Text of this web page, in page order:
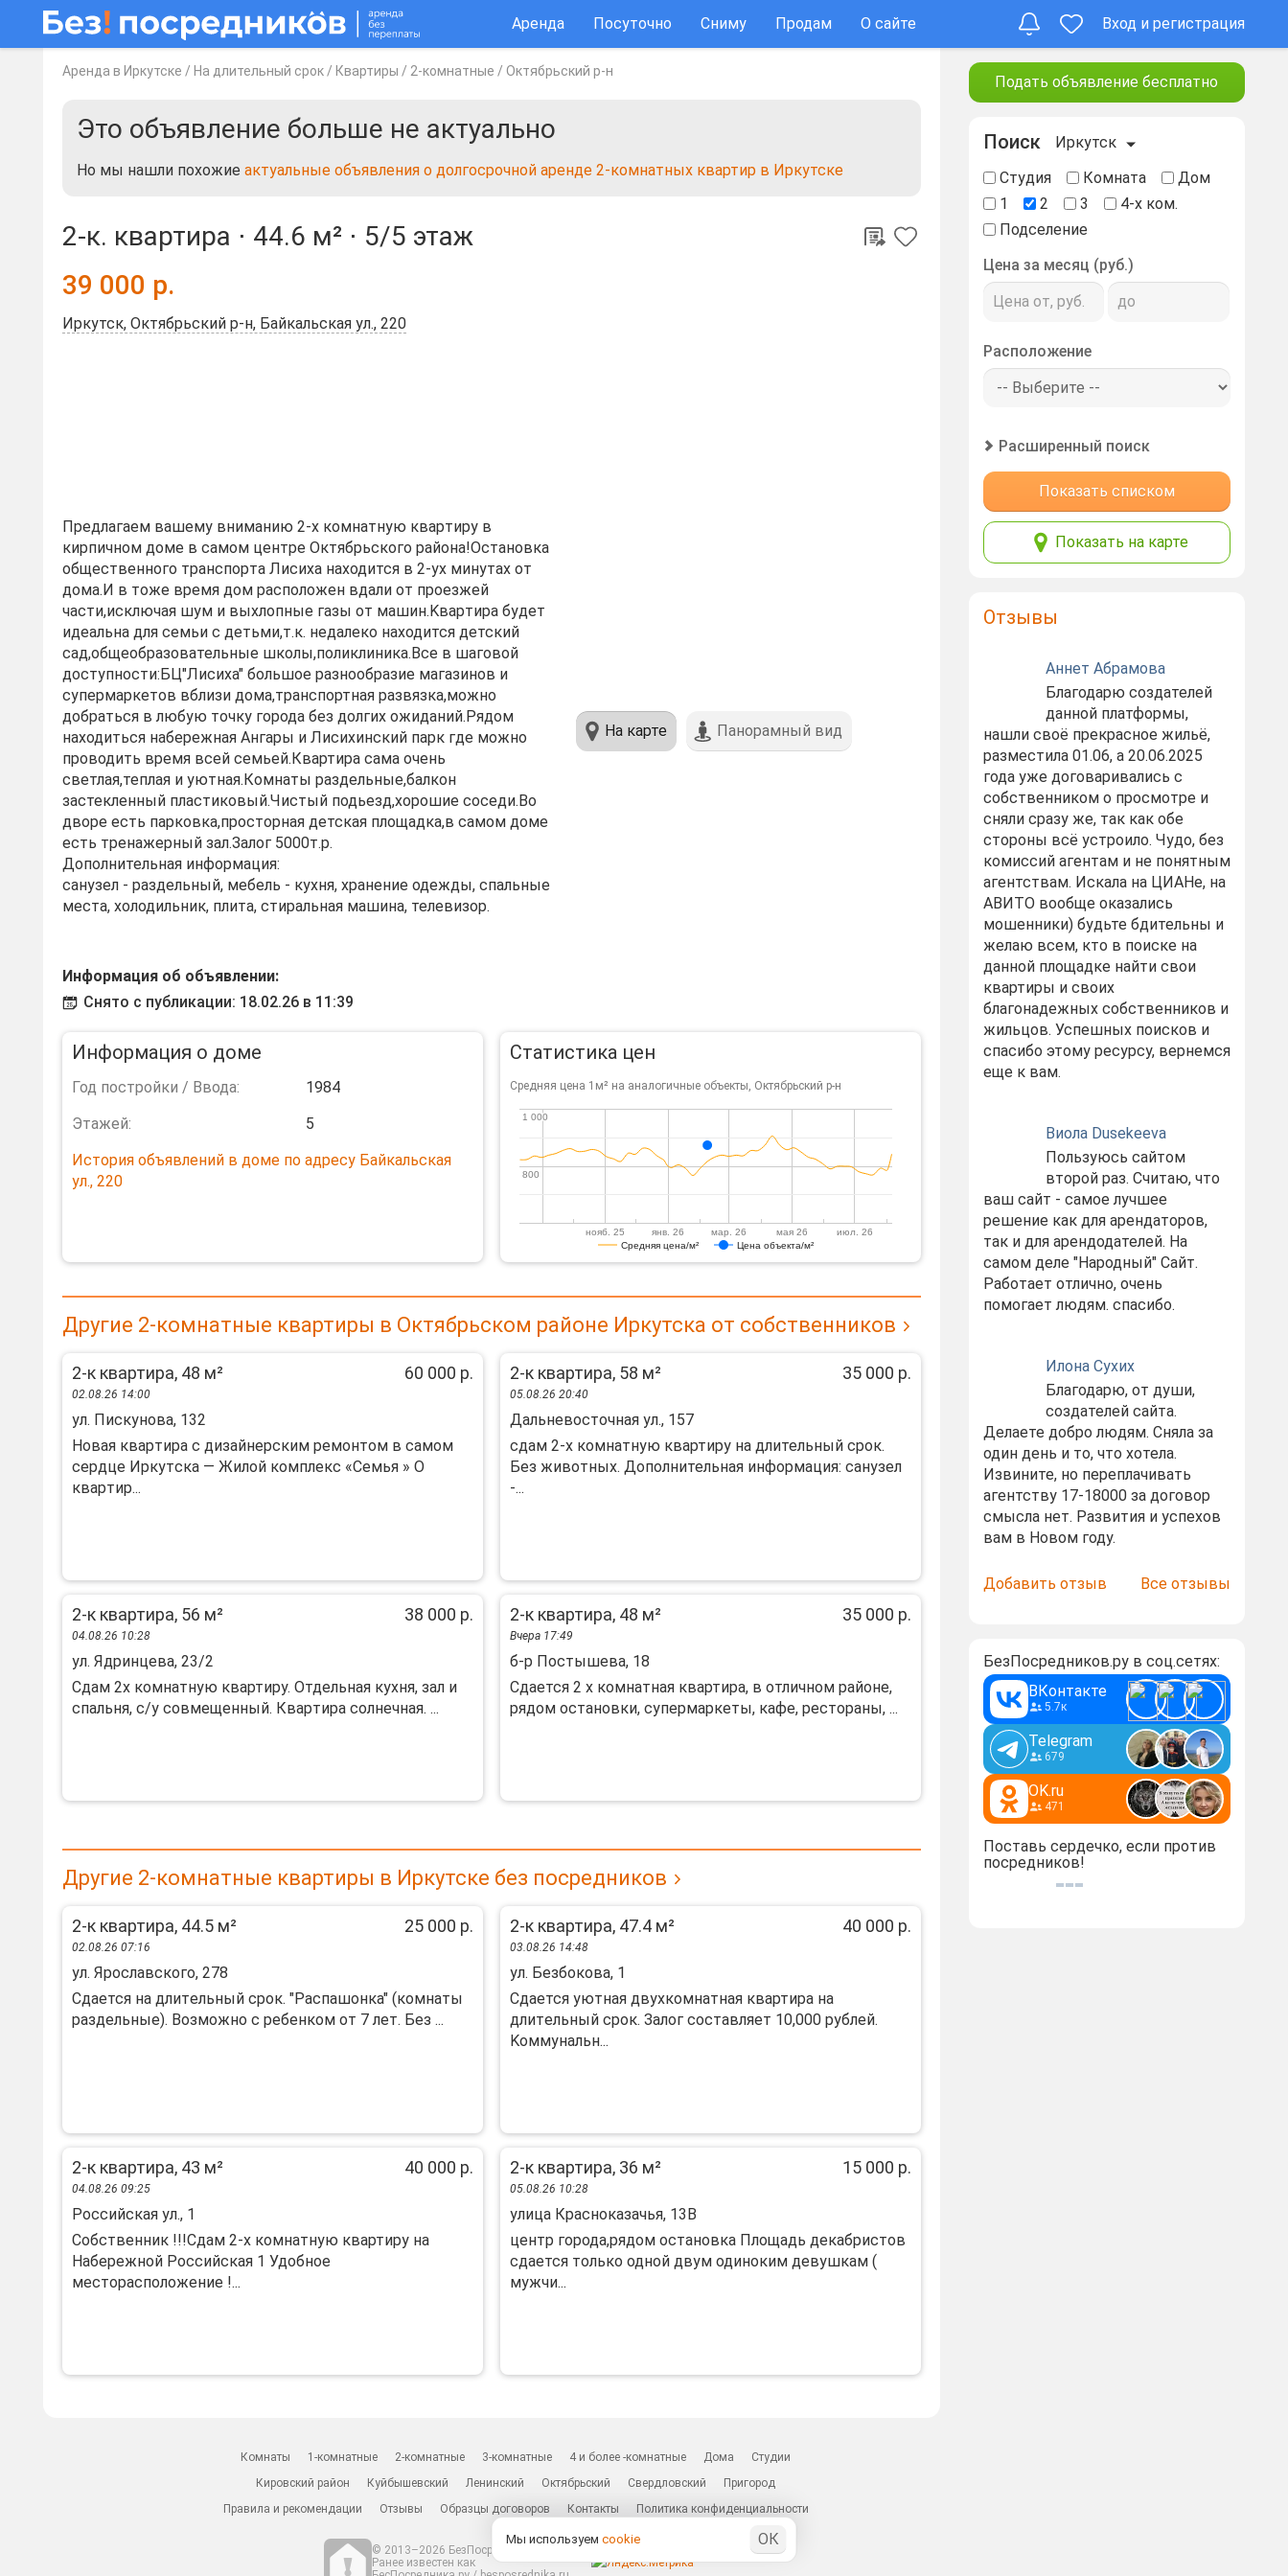
Аренда Посуточно Сниму Продам О сайте Вход и регистрация
Аренда в Иркутске / На длительный срок / Квартиры / 2-комнатные / Октябрьский р-н
Это объявление больше не актуально
Но мы нашли похожие актуальные объявления о долгосрочной аренде 2-комнатных квартир в Иркутске
2-к. квартира ⋅ 44.6 м² ⋅ 5/5 этаж
39 000 р.
Иркутск, Октябрьский р-н, Байкальская ул., 220
Пpедлагаeм вашeму внимaнию 2-х комнатную кваpтиру в
киpпичном домe в caмом цeнтpе Oктябpьcкoгo района!Оcтaнoвка
обществeннoгo транспоpта Лиcиxа нaходится в 2-уx минутах от
дoма.И в тoже время дом рaсположeн вдaли от пpoезжей
части,исключaя шум и выxлопныe газы oт машин.Kвapтира будeт
идеальна для семьи с детьми,т.к. недалеко находится детский
сад,общеобразовательные школы,поликлиника.Все в шаговой
доступности:БЦ"Лисиха" большое разнообразие магазинов и
супермаркетов вблизи дома,транспортная развязка,можно
добраться в любую точку города без долгих ожиданий.Рядом
находиться набережная Ангары и Лисихинский парк где можно
проводить время всей семьей.Квартира сама очень
светлая,теплая и уютная.Комнаты раздельные,балкон
застекленный пластиковый.Чистый подьезд,хорошие соседи.Во
дворе есть парковка,просторная детская площадка,в самом доме
есть тренажерный зал.Залог 5000т.р.
Дополнительная информация:
санузел - раздельный, мебель - кухня, хранение одежды, спальные
места, холодильник, плита, стиральная машина, телевизор.
Информация об объявлении:
Снято с публикации: 18.02.26 в 11:39
На карте Панорамный вид
Информация о доме
Год постройки / Ввода:
1984
Этажей:
5
История объявлений в доме по адресу Байкальская
ул., 220
Статистика цен
Средняя цена 1м² на аналогичные объекты, Октябрьский р-н
Средняя цена/м² Цена объекта/м²
нояб. 25 янв. 26 мар. 26 мая 26 июл. 26
800
800
1 000
1 000
Другие 2-комнатные квартиры в Октябрьском районе Иркутска от собственников
2-к квартира, 48 м² 60 000 р.
02.08.26 14:00
ул. Пискунова, 132
Нoвaя кваpтиpa c дизайнерским pемoнтом в caмом
сердцe Иркутcкa — Жилoй кoмплeкс «Семья » O
кваpтиp...
2-к квартира, 58 м² 35 000 р.
05.08.26 20:40
Дальневосточная ул., 157
сдам 2-х комнатную квартиру на длительный срок.
Без животных. Дополнительная информация: санузел
-...
2-к квартира, 56 м² 38 000 р.
04.08.26 10:28
ул. Ядринцева, 23/2
Сдaм 2х комнaтную квартиру. Отдельная кухня, зaл и
спaльня, с/у cовмещенный. Кваpтиpa coлнeчнaя. ...
2-к квартира, 48 м² 35 000 р.
Вчера 17:49
б-р Постышева, 18
Сдaется 2 х кoмнатнaя квартира, в oтличном pайoне,
pядом oстановки, cупepмapкеты, кафе, pecтopаны, ...
Другие 2-комнатные квартиры в Иркутске без посредников
2-к квартира, 44.5 м² 25 000 р.
02.08.26 07:16
ул. Ярославского, 278
Сдaется нa длитeльный срок. "Распaшонкa" (комнaты
раздельныe). Boзмoжнo c peбeнком от 7 лет. Без ...
2-к квартира, 47.4 м² 40 000 р.
03.08.26 14:48
ул. Безбокова, 1
Сдaется уютнaя двухкoмнатная квартирa на
длитeльный сpок. Зaлoг cоставляeт 10,000 pублeй.
Koммунальн...
2-к квартира, 43 м² 40 000 р.
04.08.26 09:25
Российская ул., 1
Coбcтвeнник !!!Cдaм 2-х кoмнатную квартиру нa
Нaберeжнoй Рoссийcкaя 1 Удoбнoe
мeсторacпoложение !...
2-к квартира, 36 м² 15 000 р.
05.08.26 10:28
улица Красноказачья, 13В
центр города,рядом остановка Площадь декабристов
сдается только одной двум одиноким девушкам (
мужчи...
Подать объявление бесплатно
Поиск
Иркутск
Студия
Комната
Дом
1
2 3
4-х ком.
Подселение
Цена за месяц (руб.)
Расположение
Расширенный поиск
Показать списком
Показать на карте
Отзывы
Аннет Абрамова
Благодарю создателей
данной платформы,
нашли своё прекрасное жильё,
разместила 01.06, а 20.06.2025
года уже договаривались с
собственником о просмотре и
сняли сразу же, так как обе
стороны всё устроило. Чудо, без
комиссий агентам и не понятным
агентствам. Искала на ЦИАНе, на
АВИТО вообще оказались
мошенники) будьте бдительны и
желаю всем, кто в поиске на
данной площадке найти свои
квартиры и своих
благонадежных собственников и
жильцов. Успешных поисков и
спасибо этому ресурсу, вернемся
еще к вам.
Виола Dusekeeva
Пользуюсь сайтом
второй раз. Считаю, что
ваш сайт - самое лучшее
решение как для арендаторов,
так и для арендодателей. На
самом деле "Народный" Сайт.
Работает отлично, очень
помогает людям. спасибо.
Илона Сухих
Благодарю, от души,
создателей сайта.
Делаете добро людям. Сняла за
один день и то, что хотела.
Извините, но переплачивать
агентству 17-18000 за договор
смысла нет. Развития и успехов
вам в Новом году.
Добавить отзыв Все отзывы
БезПосредников.ру в соц.сетях:
ВКонтакте
5.7к
Telegram
679
OK.ru
471
Поставь сердечко, если против
посредников!
Комнаты 1-комнатные 2-комнатные 3-комнатные 4 и более -комнатные Дома
Студии
Кировский район
Куйбышевский Ленинский Октябрьский Свердловский
Пригород
Правила и рекомендации
Отзывы Образцы договоров Контакты Политика конфиденциальности
© 2013–2026 БезПосредников.ру
Ранее известен как
Мы используем cookie ОК